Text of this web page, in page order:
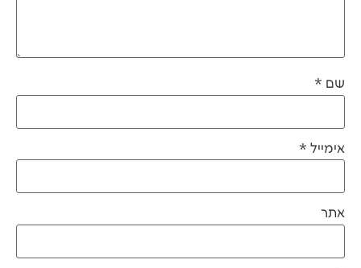
שם *
אימייל *
אתר